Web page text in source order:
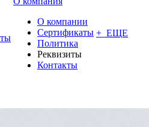
О компании
Сертификаты
Политика
Реквизиты
Контакты
+ ЕЩЕ